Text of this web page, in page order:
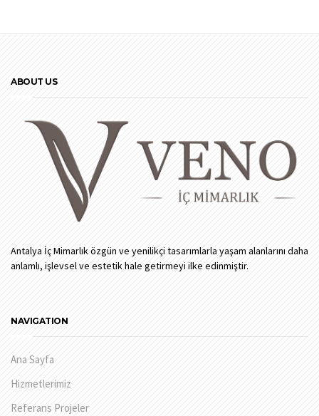
ABOUT US
Antalya İç Mimarlık özgün ve yenilikçi tasarımlarla yaşam alanlarını daha
anlamlı, işlevsel ve estetik hale getirmeyi ilke edinmiştir.
NAVIGATION
Ana Sayfa
Hizmetlerimiz
Referans Projeler